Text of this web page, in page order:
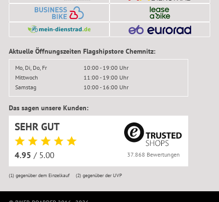
Aktuelle Öffnungszeiten Flagshipstore Chemnitz:
Mo, Di, Do, Fr
10:00 - 19:00 Uhr
Mittwoch
11:00 - 19:00 Uhr
Samstag
10:00 - 16:00 Uhr
Das sagen unsere Kunden:
SEHR GUT
4.95 / 5.00 37.868 Bewertungen
(1)gegenüber dem Einzelkauf (2) gegenüber der UVP